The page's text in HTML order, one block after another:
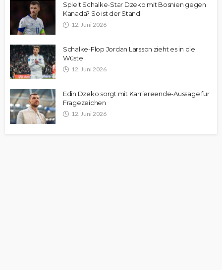
Spielt Schalke-Star Dzeko mit Bosnien gegen
Kanada? So ist der Stand
12. Juni 2026
Schalke-Flop Jordan Larsson zieht es in die
Wüste
12. Juni 2026
Edin Dzeko sorgt mit Karriereende-Aussage für
Fragezeichen
12. Juni 2026